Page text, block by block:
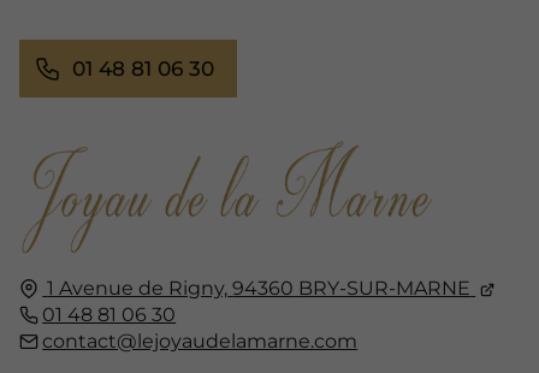
1 Avenue de Rigny, 94360 BRY-SUR-MARNE
01 48 81 06 30
contact@lejoyaudelamarne.com
01 48 81 06 30